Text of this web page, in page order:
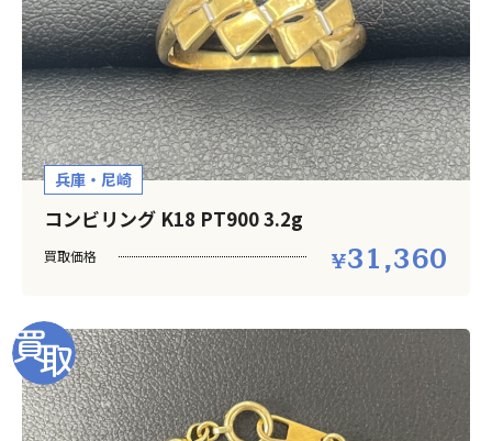
兵庫・尼崎
コンビリング K18 PT900 3.2g
買取価格 31,360